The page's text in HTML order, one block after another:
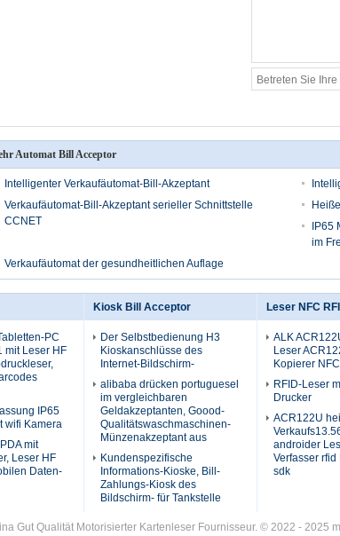
Automat Bill Acceptor
Intelligenter Verkaufäutomat-Bill-Akzeptant
Verkaufäutomat-Bill-Akzeptant serieller Schnittstelle
CCNET
im
Verkaufäutomat der gesundheitlichen Auflage
PC
mit Leser HF
IP65
wifi Kamera
mit
Leser HF
Daten-
Kiosk Bill Acceptor
Der Selbstbedienung H3
Kioskanschlüsse des
Internet-Bildschirm-
alibaba drücken portuguesel
im vergleichbaren
Geldakzeptanten, Goood-
Qualitätswaschmaschinen-
Münzenakzeptant aus
Kundenspezifische
Informations-Kioske, Bill-
Zahlungs-Kiosk des
Bildschirm- für Tankstelle
Leser NFC
ALK
Leser
Kopierer
RFID-Leser
Drucker
ACR122U
androider
Verfasser rfid
sdk
Gut Qualität Motorisierter Kartenleser Fournisseur. © 2022 - 2025